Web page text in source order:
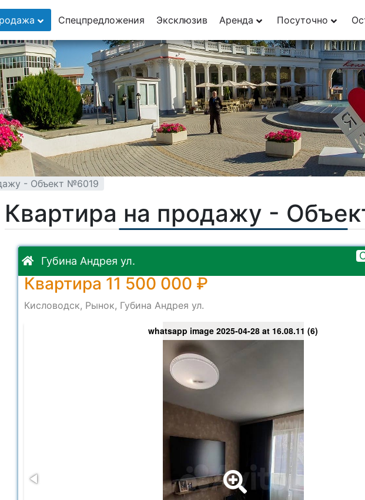
5555-929
3054-111Спецпредложения Эксклюзив Аренда Посуточно
- Объект №6019
Квартира на продажу -
Губина Андрея ул.
Квартира 11 500 000 ₽
Кисловодск, Рынок, Губина Андрея ул.
whatsapp image 2025-04-28 at 16.08.11 (6)